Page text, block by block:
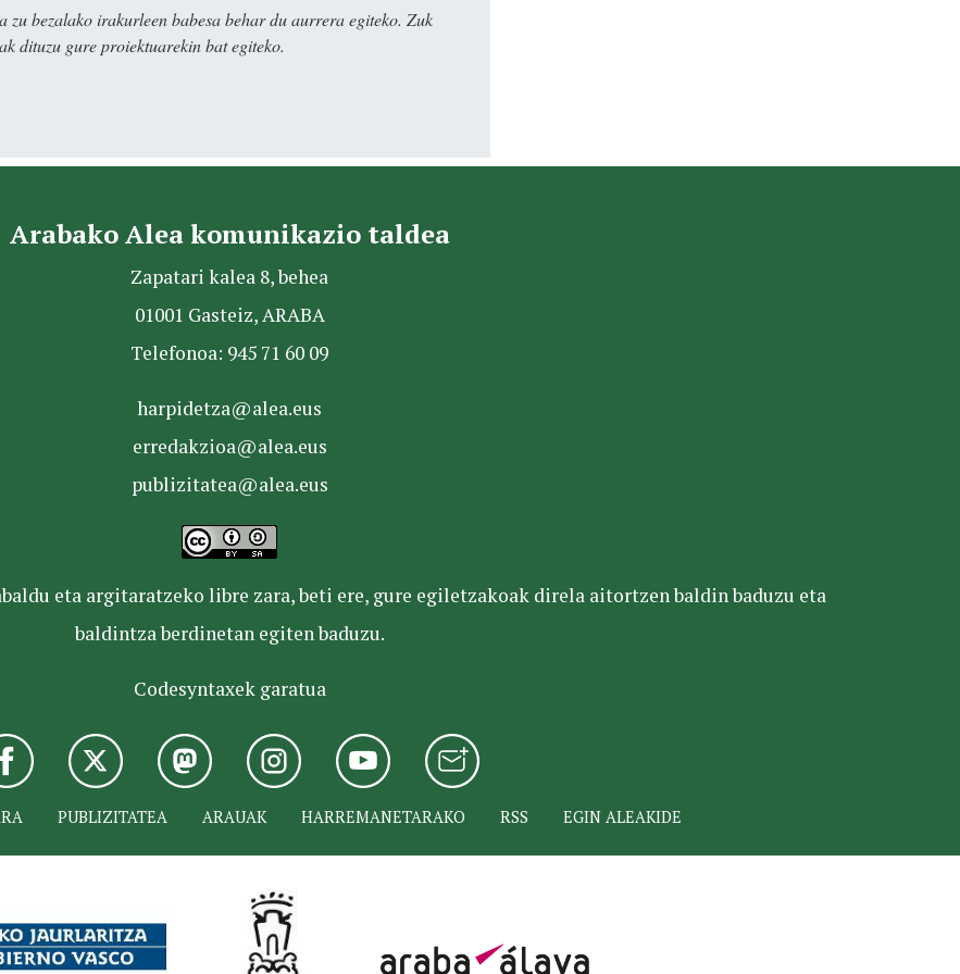
bezalako irakurleen babesa behar du aurrera egiteko. Zuk
dituzu gure proiektuarekin bat egiteko.
Arabako Alea komunikazio taldea
Zapatari kalea 8, behea
01001 Gasteiz, ARABA
Telefonoa: 945 71 60 09
harpidetza@alea.eus
erredakzioa@alea.eus
publizitatea@alea.eus
eta argitaratzeko libre zara, beti ere, gure egiletzakoak direla aitortzen baldin baduzu eta
baldintza berdinetan egiten baduzu.
Codesyntaxek garatua
PUBLIZITATEA ARAUAK HARREMANETARAKO RSS EGIN ALEAKIDE